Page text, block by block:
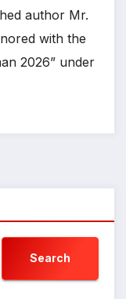
author Mr.
with the
2026” under
Search